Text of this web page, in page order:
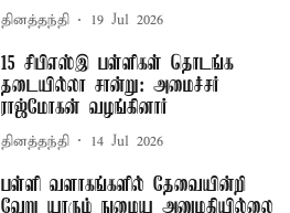
தினத்தந்தி 19 Jul 2026
15 சிபிஎஸ்இ பள்ளிகள் தொடங்க
தடையில்லா சான்று: அமைச்சர்
ராஜ்மோகன் வழங்கினார்
தினத்தந்தி 14 Jul 2026
பள்ளி வளாகங்களில் தேவையின்றி
வேறு யாரும் நுழைய அனுமதியில்லை